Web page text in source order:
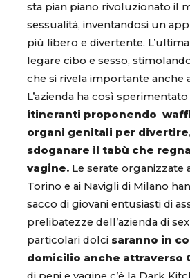
sta pian piano rivoluzionato il
sessualità, inventandosi un
più libero e divertente.
legare cibo e sesso,
che si rivela importante anche
L’azienda ha così sperimentato
itineranti proponendo
organi genitali per
sdoganare il tabù che
vagine. Le serate organizzate
Torino e ai Navigli di Milano
sacco di giovani entusiasti di
prelibatezze dell’azienda di
particolari dolci saranno in
domicilio anche attraverso